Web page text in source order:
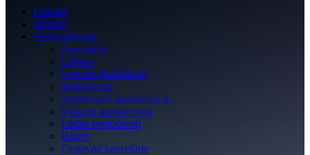
Letenky
Zájazdy
Sprievodcovia
Destinácie
Letisko
Letecké spoločnosti
Spoločnosti
Autobusoví dopravcovia
Vlakoví dopravcovia
Lodné spoločnosti
Hotely
Cestovné kancelárie